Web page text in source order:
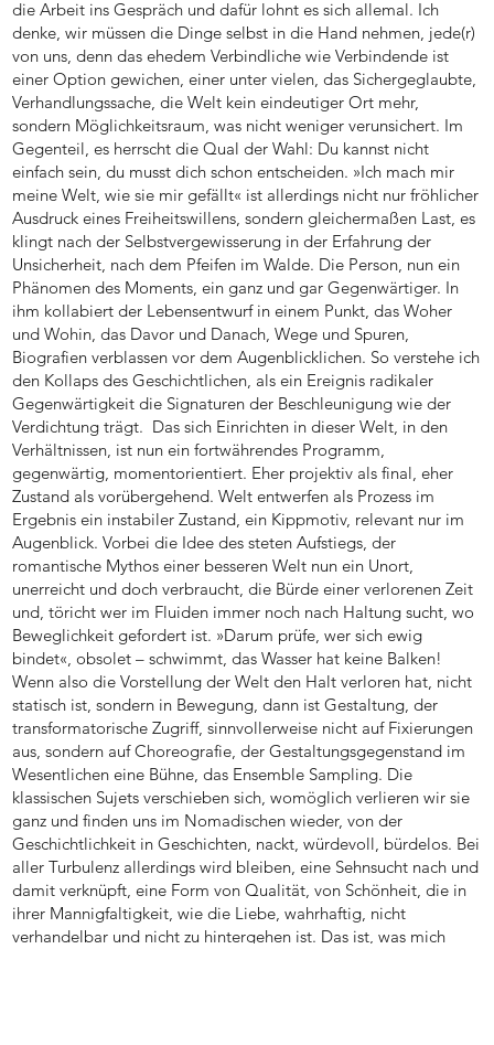
die Arbeit ins Gespräch und dafür lohnt es sich allemal. Ich
denke, wir müssen die Dinge selbst in die Hand nehmen, jede(r)
von uns, denn das ehedem Verbindliche wie Verbindende ist
einer Option gewichen, einer unter vielen, das Sichergeglaubte,
Verhandlungssache, die Welt kein eindeutiger Ort mehr,
sondern Möglichkeitsraum, was nicht weniger verunsichert. Im
Gegenteil, es herrscht die Qual der Wahl: Du kannst nicht
einfach sein, du musst dich schon entscheiden. »Ich mach mir
meine Welt, wie sie mir gefällt« ist allerdings nicht nur fröhlicher
Ausdruck eines Freiheitswillens, sondern gleichermaßen Last, es
klingt nach der Selbstvergewisserung in der Erfahrung der
Unsicherheit, nach dem Pfeifen im Walde. Die Person, nun ein
Phänomen des Moments, ein ganz und gar Gegenwärtiger. In
ihm kollabiert der Lebensentwurf in einem Punkt, das Woher
und Wohin, das Davor und Danach, Wege und Spuren,
Biografien verblassen vor dem Augenblicklichen. So verstehe ich
den Kollaps des Geschichtlichen, als ein Ereignis radikaler
Gegenwärtigkeit die Signaturen der Beschleunigung wie der
Verdichtung trägt. Das sich Einrichten in dieser Welt, in den
Verhältnissen, ist nun ein fortwährendes Programm,
gegenwärtig, momentorientiert. Eher projektiv als final, eher
Zustand als vorübergehend. Welt entwerfen als Prozess im
Ergebnis ein instabiler Zustand, ein Kippmotiv, relevant nur im
Augenblick. Vorbei die Idee des steten Aufstiegs, der
romantische Mythos einer besseren Welt nun ein Unort,
unerreicht und doch verbraucht, die Bürde einer verlorenen Zeit
und, töricht wer im Fluiden immer noch nach Haltung sucht, wo
Beweglichkeit gefordert ist. »Darum prüfe, wer sich ewig
bindet«, obsolet – schwimmt, das Wasser hat keine Balken!
Wenn also die Vorstellung der Welt den Halt verloren hat, nicht
statisch ist, sondern in Bewegung, dann ist Gestaltung, der
transformatorische Zugriff, sinnvollerweise nicht auf Fixierungen
aus, sondern auf Choreografie, der Gestaltungsgegenstand im
Wesentlichen eine Bühne, das Ensemble Sampling. Die
klassischen Sujets verschieben sich, womöglich verlieren wir sie
ganz und finden uns im Nomadischen wieder, von der
Geschichtlichkeit in Geschichten, nackt, würdevoll, bürdelos. Bei
aller Turbulenz allerdings wird bleiben, eine Sehnsucht nach und
damit verknüpft, eine Form von Qualität, von Schönheit, die in
ihrer Mannigfaltigkeit, wie die Liebe, wahrhaftig, nicht
verhandelbar und nicht zu hintergehen ist. Das ist, was mich